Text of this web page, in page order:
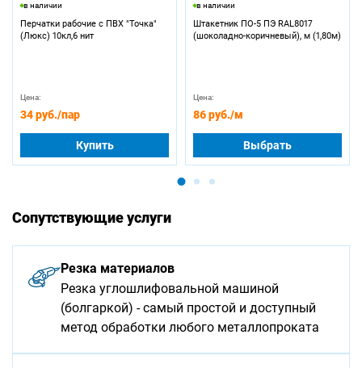
в наличии
Перчатки рабочие с ПВХ "Точка"
(Люкс) 10кл,6 нит
Цена:
34 руб./пар
Купить
в наличии
Штакетник ПО-5 ПЭ RAL8017
(шоколадно-коричневый), м (1,80м)
Цена:
86 руб./м
Выбрать
Сопутствующие услуги
Резка материалов
Резка углошлифовальной машиной
(болгаркой) - самый простой и доступный
метод обработки любого металлопроката